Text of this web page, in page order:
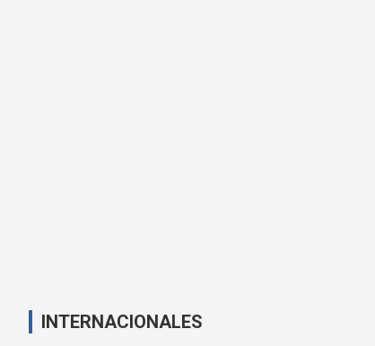
INTERNACIONALES